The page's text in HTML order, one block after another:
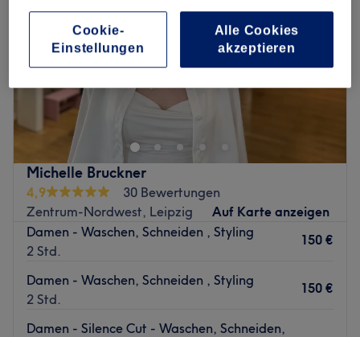
Michelle Bruckner
4,9
30 Bewertungen
Zentrum-Nordwest, Leipzig
Auf Karte anzeigen
Damen - Waschen, Schneiden , Styling
2 Std.
150 €
Damen - Waschen, Schneiden , Styling
2 Std.
150 €
Damen - Silence Cut - Waschen, Schneiden,
Cookie-
Einstellungen
Alle Cookies
akzeptieren